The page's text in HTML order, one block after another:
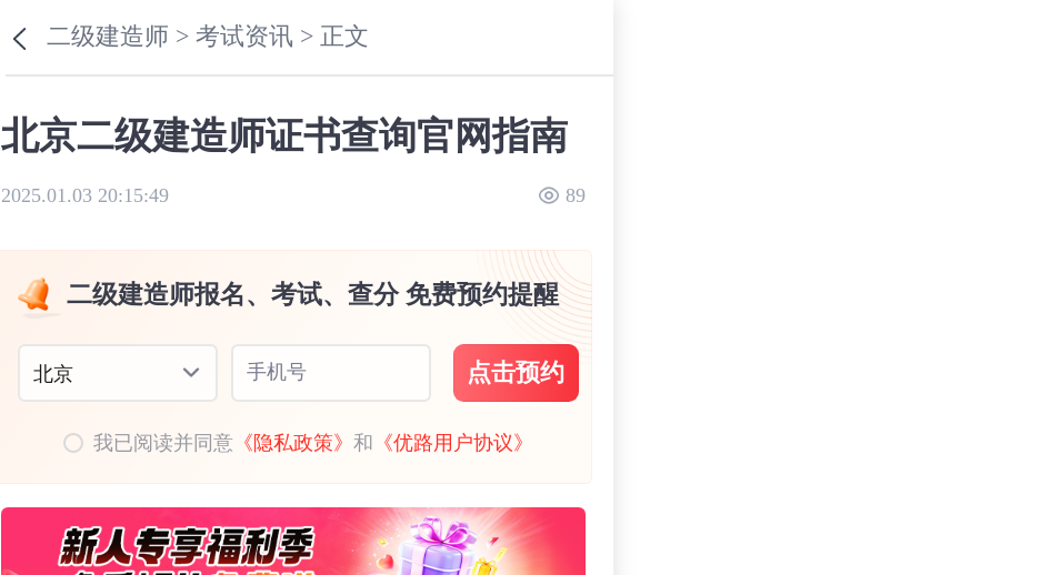
二级建造师 >考试资讯 > 正文
北京二级建造师证书查询官网指南
2025.01.03 20:15:49 89
二级建造师报名、考试、查分 免费预约提醒
北京 手机号 点击预约
我已阅读并同意 《隐私政策》和 《优路用户协议》